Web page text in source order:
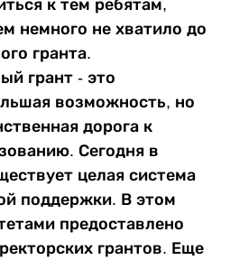
к тем ребятам,
немного не хватило до
гранта.
грант - это
возможность, но
дорога к
Сегодня в
целая система
поддержки. В этом
предоставлено
грантов. Еще